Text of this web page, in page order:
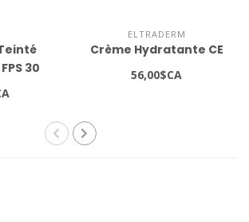
30
1.5 fl
ELTRADERM
Crème Hydratante CE
56,00$CA